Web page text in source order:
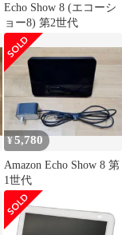
Echo Show 8 (エコーシ
ョー8) 第2世代
¥5,780
Amazon Echo Show 8 第
1世代